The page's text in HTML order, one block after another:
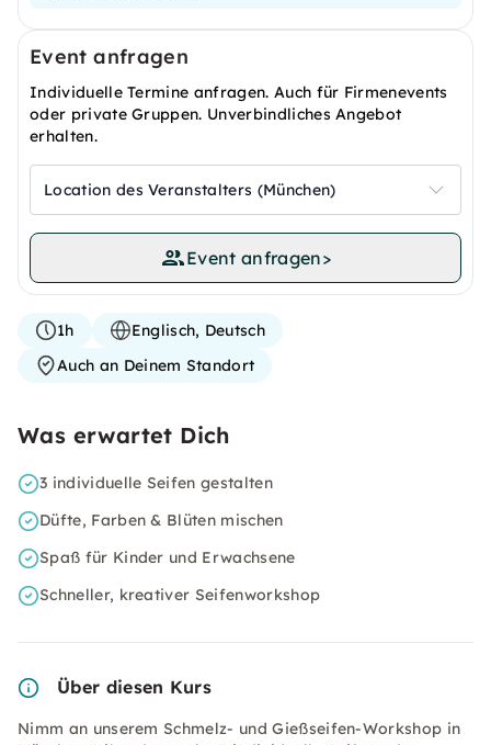
Event anfragen
Individuelle Termine anfragen. Auch für Firmenevents
oder private Gruppen. Unverbindliches Angebot
erhalten.
Location des Veranstalters (München)
Event anfragen>
1h
Englisch, Deutsch
Auch an Deinem Standort
Was erwartet Dich
3 individuelle Seifen gestalten
Düfte, Farben & Blüten mischen
Spaß für Kinder und Erwachsene
Schneller, kreativer Seifenworkshop
Über diesen Kurs
Nimm an unserem Schmelz- und Gießseifen-Workshop in